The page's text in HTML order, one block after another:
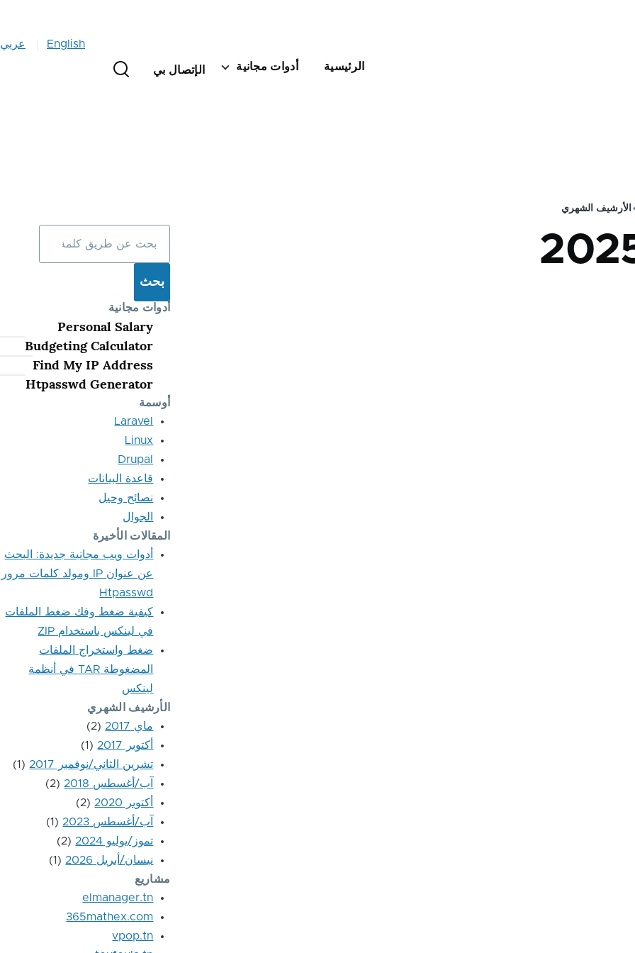
Main
navigation
الرئيسية أدوات مجانية الإتصال بي
Language
English عربي
الأرشيف الشهري
أدوات مجانية
Personal Salary
Budgeting Calculator
Find My IP Address
Htpasswd Generator
أوسمة
Laravel
Linux
Drupal
قاعدة البيانات
نصائح وحيل
الجوال
المقالات الأخيرة
أدوات ويب مجانية جديدة: البحث
عن عنوان IP ومولد كلمات مرور
Htpasswd
كيفية ضغط وفك ضغط الملفات
في لينكس باستخدام ZIP
ضغط واستخراج الملفات
المضغوطة TAR في أنظمة
لينكس
الأرشيف الشهري
ماي 2017
(2)
أكتوبر 2017
(1)
تشرين الثاني/نوفمبر 2017
(1)
آب/أغسطس 2018
(2)
أكتوبر 2020
(2)
آب/أغسطس 2023
(1)
تموز/يوليو 2024
(2)
نيسان/أبريل 2026
(1)
مشاريع
elmanager.tn
365mathex.com
vpop.tn